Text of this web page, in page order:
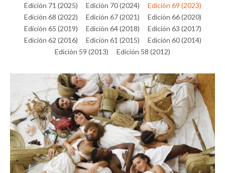
Edición 71 (2025) Edición 70 (2024)
Edición 69 (2023)
Edición 68 (2022)
Edición 67 (2021)
Edición 66 (2020)
Edición 65 (2019)
Edición 64 (2018)
Edición 63 (2017)
Edición 62 (2016)
Edición 61 (2015)
Edición 60 (2014)
Edición 59 (2013)
Edición 58 (2012)